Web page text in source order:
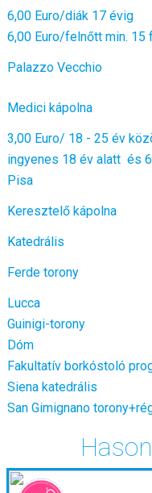
6,00 Euro/diák 17 évig
6,00 Euro/felnőtt min. 15
Palazzo Vecchio
Medici kápolna
3,00 Euro/ 18 - 25 év
ingyenes 18 év alatt és
Pisa
Keresztelő kápolna
Katedrális
Ferde torony
Lucca
Guinigi-torony
Dóm
Fakultatív borkóstoló
Siena katedrális
San Gimignano